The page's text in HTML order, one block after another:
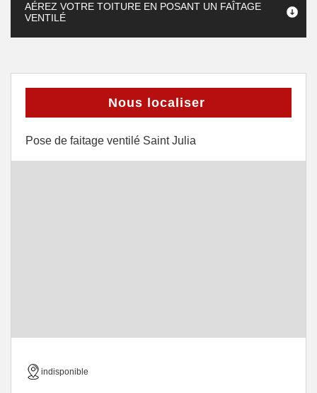
AÉREZ VOTRE TOITURE EN POSANT UN FAÎTAGE
VENTILÉ
Nous localiser
Pose de faitage ventilé Saint Julia
indisponible